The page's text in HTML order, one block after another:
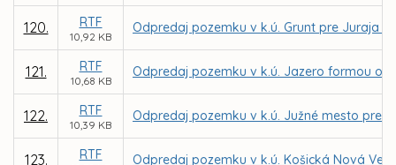
120. RTF
10,92 KB
Odpredaj pozemku v k.ú. Grunt pre Juraja
121. RTF
10,68 KB
Odpredaj pozemku v k.ú. Jazero formou
122. RTF
10,39 KB
Odpredaj pozemku v k.ú. Južné mesto pre
123. RTF Odpredaj pozemku v k.ú. Košická Nová